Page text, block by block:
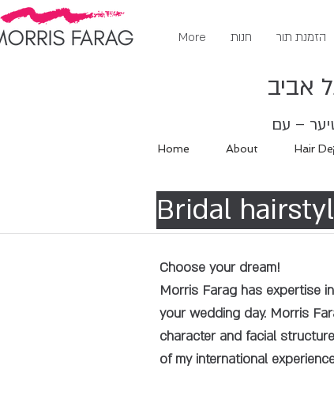
הזמנת תור חנות More
אביב
– עם
Home About Hair
Bridal
Choose your dream!
Morris Farag has expertise
your wedding day. Morris
character and facial
of my international